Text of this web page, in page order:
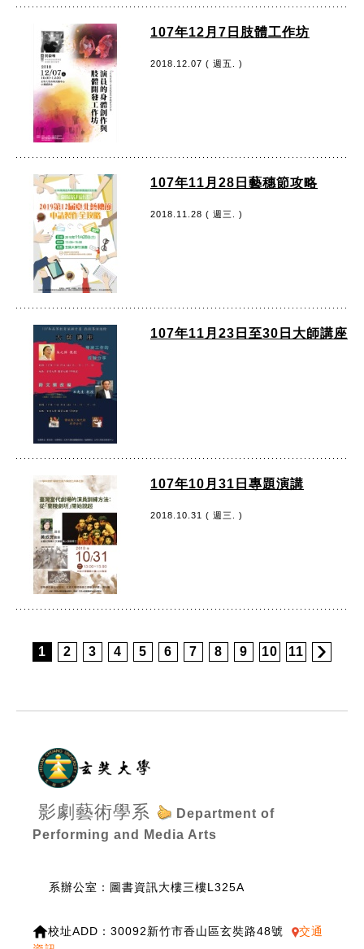
107年12月7日肢體工作坊
2018.12.07 ( 週五. )
107年11月28日藝穗節攻略
2018.11.28 ( 週三. )
107年11月23日至30日大師講座
107年10月31日專題演講
2018.10.31 ( 週三. )
1 2 3 4 5 6 7 8 9 10 11
影劇藝術學系
Department of
Performing and Media Arts
系辦公室：圖書資訊大樓三樓L325A
校址ADD：30092新竹市香山區玄奘路48號
交通